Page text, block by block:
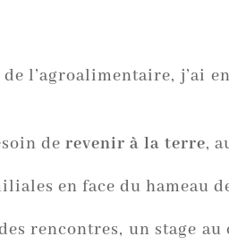
l’agroalimentaire, j’ai
derevenir à la terre,
en face du hameau
rencontres, un stage